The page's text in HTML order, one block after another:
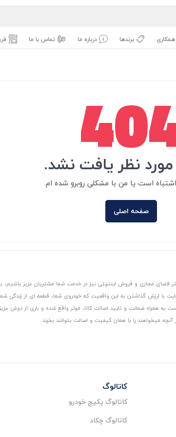
برندها درباره ما تماس با ما
نظر یافت نشد.
است یا من با مشکلی روبرو شده ام.
صفحه اصلی
فضای مجازی و فروش اینترنتی نیز در خدمت شما مشتریان عزیز باشیم،
با ارزش گذاشتن به این واقعیت که خودروی شما، قطعه ای از
به همراه ضمانت و تایید اصالت کالا، موثر واقع شده و باری از دوش
میخواهند را با همان کیفیت و اصالت بتوانند بخرند..
کاتالوگ
کاتالوگ پکیج خودرو
کاتالوگ چکاد